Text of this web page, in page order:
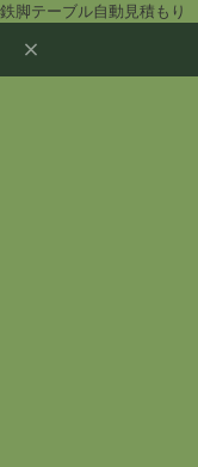
鉄脚テーブル自動見積もり